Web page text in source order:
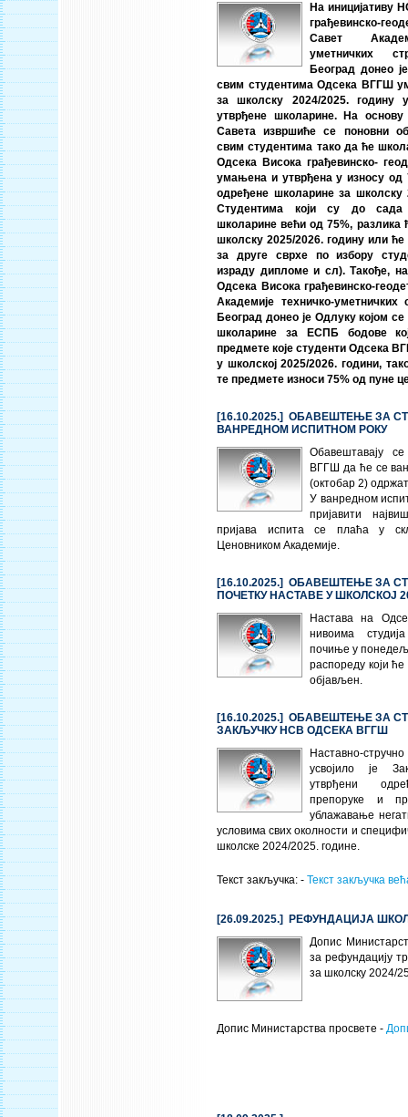
На иницијативу
грађевинско-
Савет
уметничких
Београд донео
свим студентима Одсека ВГГШ
за школску 2024/2025. годину
утврђене школарине. На
Савета извршиће се поновни
свим студентима тако да ће
Одсека Висока грађевинско-
умањена и утврђена у износу од
одређене школарине за школску
Студентима који су до сада
школарине већи од 75%, разлика
школску 2025/2026. годину или
за друге сврхе по избору
израду дипломе и сл). Такође,
Одсека Висока грађевинско-
Академије техничко-уметничких
Београд донео је Одлуку којом се
школарине за ЕСПБ бодове
предмете које студенти Одсека
у школској 2025/2026. години,
те предмете износи 75% од пуне
[16.10.2025.] ОБАВЕШТЕЊЕ ЗА
ВАНРЕДНОМ ИСПИТНОМ РОКУ
Обавештавају
ВГГШ да ће се
(октобар 2)
У ванредном
пријавити
пријава испита се плаћа у
Ценовником Академије.
[16.10.2025.] ОБАВЕШТЕЊЕ ЗА
ПОЧЕТКУ НАСТАВЕ У ШКОЛСКОЈ
Настава на
нивоима
почиње у
распореду који
објављен.
[16.10.2025.] ОБАВЕШТЕЊЕ ЗА
ЗАКЉУЧКУ НСВ ОДСЕКА ВГГШ
Наставно-
усвојило је
утврђени
препоруке и
ублажавање
условима свих околности и
школске 2024/2025. године.
Текст закључка: - Текст закључка
[26.09.2025.] РЕФУНДАЦИЈА
Допис
за рефундацију
за школску 2024/
Допис Министарства просвете -